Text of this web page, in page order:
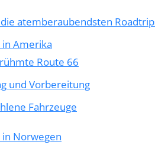
atemberaubendsten
Amerika
Route 66
und Vorbereitung
Fahrzeuge
Norwegen